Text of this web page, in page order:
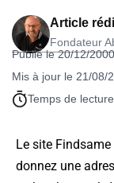
Article
Fondateur
Publié le 20/12/
Mis à jour le 21/08/
Temps de
Le site
donnez une